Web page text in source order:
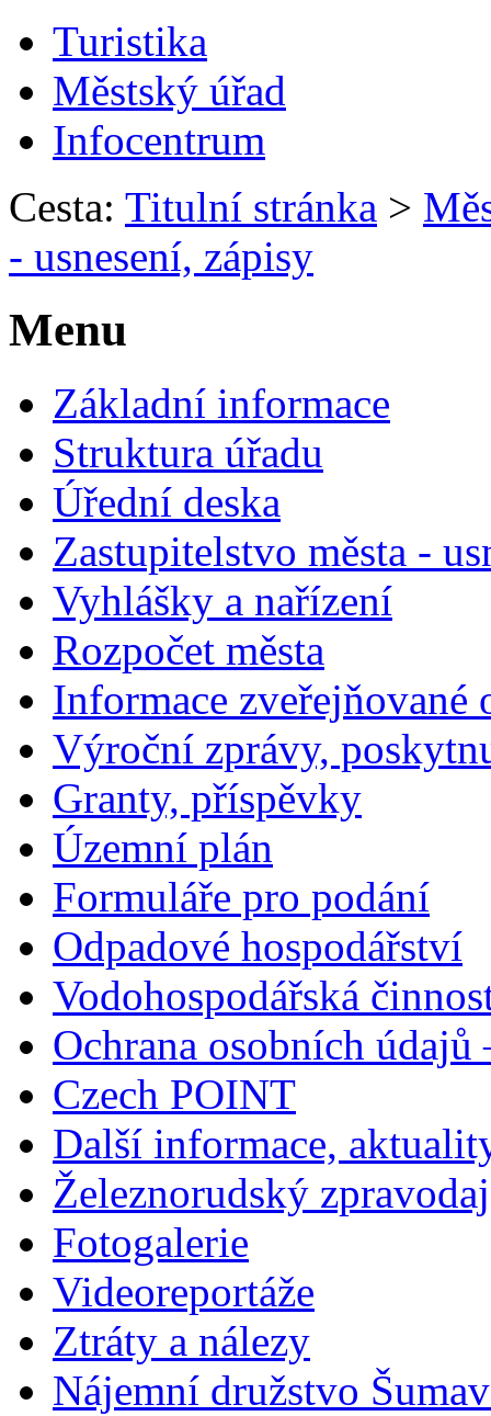
Turistika
Městský úřad
Infocentrum
Cesta: Titulní stránka >
- usnesení, zápisy
Menu
Základní informace
Struktura úřadu
Úřední deska
Zastupitelstvo města -
Vyhlášky a nařízení
Rozpočet města
Informace zveřejňované
Výroční zprávy,
Granty, příspěvky
Územní plán
Formuláře pro podání
Odpadové hospodářství
Vodohospodářská
Ochrana osobních údajů
Czech POINT
Další informace,
Železnorudský zpravodaj
Fotogalerie
Videoreportáže
Ztráty a nálezy
Nájemní družstvo